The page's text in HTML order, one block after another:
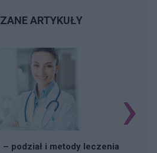
ARTYKUŁY
– podział i metody leczenia
›